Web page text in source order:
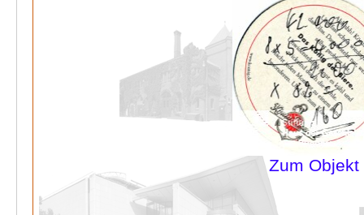
Zum Objekt